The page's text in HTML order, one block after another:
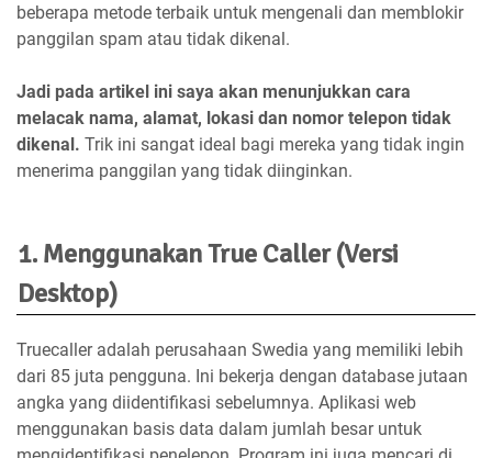
beberapa metode terbaik untuk mengenali dan memblokir
panggilan spam atau tidak dikenal.
Jadi pada artikel ini saya akan menunjukkan cara
melacak nama, alamat, lokasi dan nomor telepon tidak
dikenal. Trik ini sangat ideal bagi mereka yang tidak ingin
menerima panggilan yang tidak diinginkan.
1. Menggunakan True Caller (Versi
Desktop)
Truecaller adalah perusahaan Swedia yang memiliki lebih
dari 85 juta pengguna. Ini bekerja dengan database jutaan
angka yang diidentifikasi sebelumnya. Aplikasi web
menggunakan basis data dalam jumlah besar untuk